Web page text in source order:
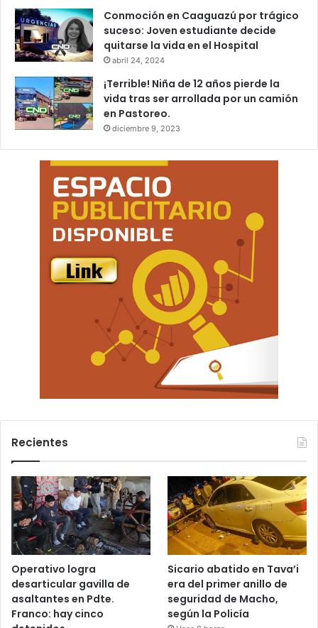
Conmoción en Caaguazú por trágico
suceso: Joven estudiante decide
quitarse la vida en el Hospital
abril 24, 2024
¡Terrible! Niña de 12 años pierde la
vida tras ser arrollada por un camión
en Pastoreo.
diciembre 9, 2023
Recientes
Operativo logra
desarticular gavilla de
asaltantes en Pdte.
Franco: hay cinco
Sicario abatido en Tava’i
era del primer anillo de
seguridad de Macho,
según la Policía